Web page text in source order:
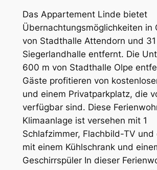
Das Appartement Linde bietet
Übernachtungsmöglichkeiten in
von Stadthalle Attendorn und
Siegerlandhalle entfernt. Die
600 m von Stadthalle Olpe
Gäste profitieren von
und einem Privatparkplatz, die
verfügbar sind. Diese
Klimaanlage ist versehen mit 1
Schlafzimmer, Flachbild-TV und
mit einem Kühlschrank und
Geschirrspüler In dieser